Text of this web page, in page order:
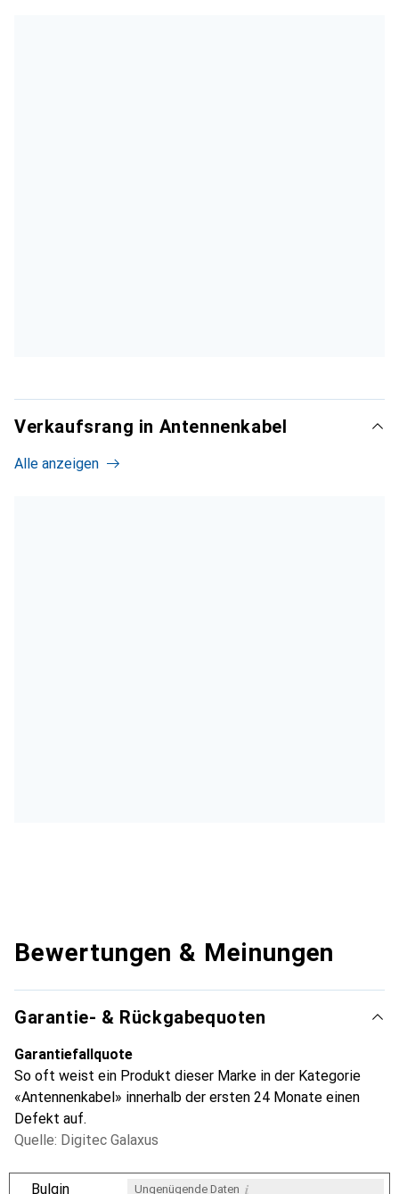
Verkaufsrang in Antennenkabel
Alle anzeigen
Bewertungen & Meinungen
Garantie- & Rückgabequoten
Garantiefallquote
So oft weist ein Produkt dieser Marke in der Kategorie
«Antennenkabel» innerhalb der ersten 24 Monate einen
Defekt auf.
Quelle: Digitec Galaxus
Bulgin Ungenügende Daten i